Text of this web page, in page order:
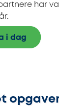
har
i dag